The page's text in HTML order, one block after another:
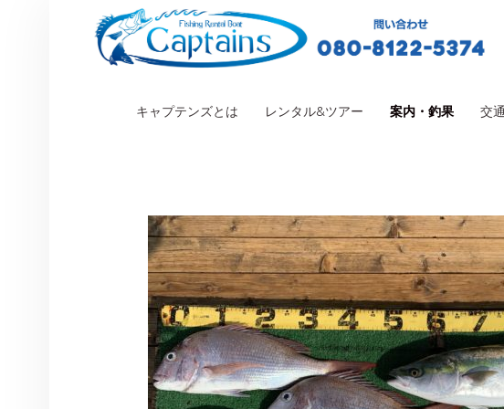
PRIMARY MENU
キャプテンズとは レンタル&ツアー 案内・釣果 交